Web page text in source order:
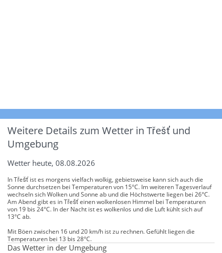
Weitere Details zum Wetter in Třešť und
Umgebung
Wetter heute, 08.08.2026
In Třešť ist es morgens vielfach wolkig, gebietsweise kann sich auch die
Sonne durchsetzen bei Temperaturen von 15°C. Im weiteren Tagesverlauf
wechseln sich Wolken und Sonne ab und die Höchstwerte liegen bei 26°C.
Am Abend gibt es in Třešť einen wolkenlosen Himmel bei Temperaturen
von 19 bis 24°C. In der Nacht ist es wolkenlos und die Luft kühlt sich auf
13°C ab.
Mit Böen zwischen 16 und 20 km/h ist zu rechnen. Gefühlt liegen die
Temperaturen bei 13 bis 28°C.
Das Wetter in der Umgebung